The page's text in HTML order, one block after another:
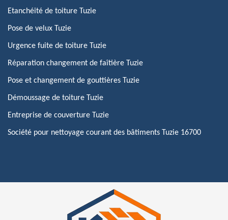
Etanchéité de toiture Tuzie
Pose de velux Tuzie
Urgence fuite de toiture Tuzie
Réparation changement de faîtière Tuzie
Pose et changement de gouttières Tuzie
Démoussage de toiture Tuzie
Entreprise de couverture Tuzie
Société pour nettoyage courant des bâtiments Tuzie 16700